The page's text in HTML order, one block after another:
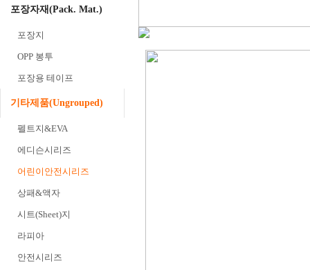
포장자재(Pack. Mat.)
포장지
OPP 봉투
포장용 테이프
기타제품(Ungrouped)
펠트지&EVA
에디슨시리즈
어린이안전시리즈
상패&액자
시트(Sheet)지
라피아
안전시리즈